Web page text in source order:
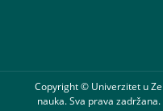
Copyright © Univerzitet u
nauka. Sva prava